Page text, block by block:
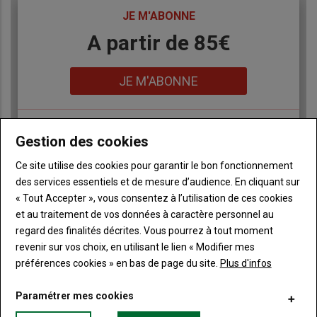
JE M'ABONNE
A partir de 85€
JE M'ABONNE
Liste
puce
Accédez à tous les articles du site Terre de Touraine
numérique, sur tous les supports
Ne manquez aucune information grâce à la
newsletter du journal Terre de Touraine
Gestion des cookies
Ce site utilise des cookies pour garantir le bon fonctionnement
des services essentiels et de mesure d’audience. En cliquant sur
« Tout Accepter », vous consentez à l’utilisation de ces cookies
et au traitement de vos données à caractère personnel au
regard des finalités décrites. Vous pourrez à tout moment
revenir sur vos choix, en utilisant le lien « Modifier mes
préférences cookies » en bas de page du site. Plus d'infos
Paramétrer mes cookies